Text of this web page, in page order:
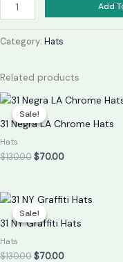
Add
Category: Hats
Related products
Sale!
Sale!
31 Negra LA Chrome Hats
Hats
$130.00
Original
price
was:
$130.00.
$70.00
Current
is:
$70.00.
Sale!
Sale!
31 NY Graffiti Hats
Hats
$130.00
Original
was:
$130.00.
$70.00
Current
is:
$70.00.